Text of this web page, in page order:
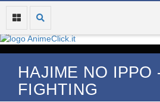
HAJIME NO IPPO
FIGHTING